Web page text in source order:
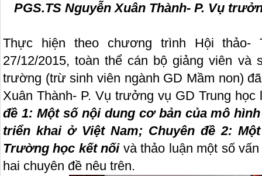
PGS.TS Nguyễn Xuân Thành- P. Vụ
Thực hiện theo chương trình Hội thảo-
27/12/2015, toàn thể cán bộ giảng viên và
trường (trừ sinh viên ngành GD Mầm non)
Xuân Thành- P. Vụ trưởng vụ GD Trung
đề 1: Một số nội dung cơ bản của mô
triển khai ở Việt Nam; Chuyên đề 2:
Trường học kết nối và thảo luận một số
hai chuyên đề nêu trên.